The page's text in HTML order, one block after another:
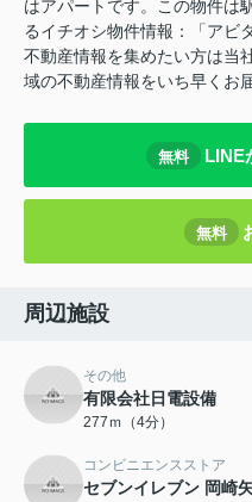
はアパートです。この物件は
るイチオシ物件情報：「アビ
不動産情報を集めたい方は当
域の不動産情報をいち早くお
無料 LINE
無料
周辺施設
その他
有限会社日電設備
277ｍ（4分）
コンビニエンスストア
セブンイレブン 岡崎